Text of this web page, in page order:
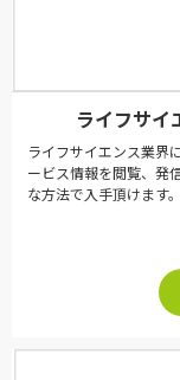
ライフサイ
ライフサイエンス業界
ービス情報を閲覧、発
な方法で入手頂けます。